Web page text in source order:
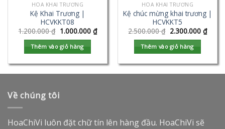
HOA KHAI TRƯƠNG
Kệ Khai Trương |
HCVKKT08
1.200.000₫ 1.000.000 ₫
Thêm vào giỏ hàng
HOA KHAI TRƯƠNG
Kệ chúc mừng khai trương |
HCVKKT5
2.500.000₫ 2.300.000 ₫
Thêm vào giỏ hàng
Về chúng tôi
HoaChiVi luôn đặt chữ tín lên hàng đầu. HoaChiVi sẽ